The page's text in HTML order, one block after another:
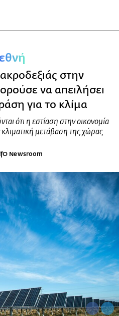
στην
να απειλήσει
για το κλίμα
ότι η εστίαση στην οικονομία
μετάβαση της χώρας
Newsroom